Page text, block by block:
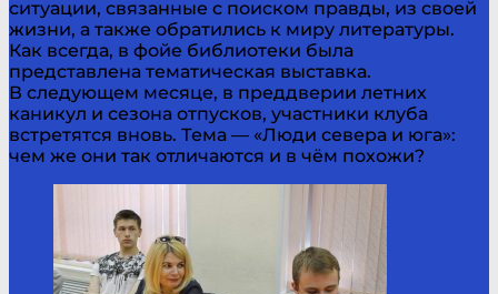
ситуации, связанные с поиском правды, из своей
жизни, а также обратились к миру литературы.
Как всегда, в фойе библиотеки была
представлена тематическая выставка.
В следующем месяце, в преддверии летних
каникул и сезона отпусков, участники клуба
встретятся вновь. Тема — «Люди севера и юга»:
чем же они так отличаются и в чём похожи?